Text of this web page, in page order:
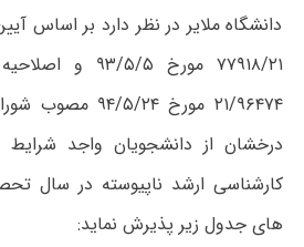
دانشگاه ملایر در نظر دارد بر اساس
۷۷۹۱۸/۲۱ مورخ
۲۱/۹۶۴۷۴ مورخ
درخشان از دانشجویان واجد
های جدول زیر پذیرش نماید: